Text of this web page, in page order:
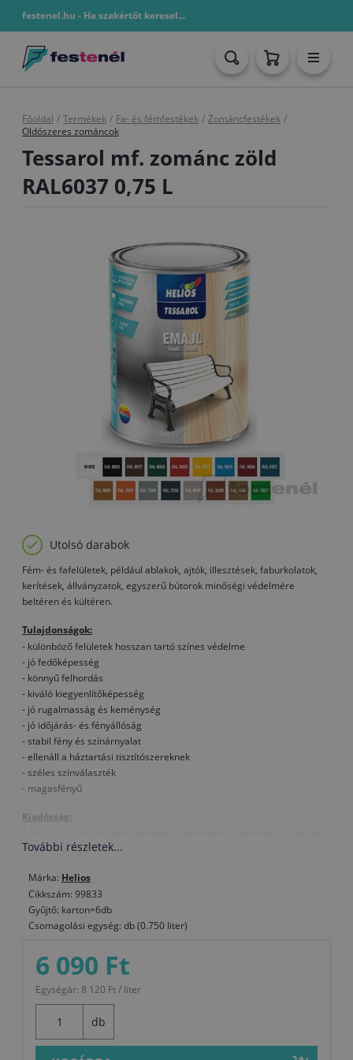
festenel.hu - Ha szakértőt keresel...
Főoldal / Termékek / Fa- és fémfestékek / Zománcfestékek /
Oldószeres zománcok
Tessarol mf. zománc zöld
RAL6037 0,75 L
Utolsó darabok
Fém- és fafelületek, például ablakok, ajtók, illesztések, faburkolatok,
kerítések, állványzatok, egyszerű bútorok minőségi védelmére
beltéren és kültéren.
Tulajdonságok:
- különböző felületek hosszan tartó színes védelme
- jó fedőképesség
- könnyű felhordás
- kiváló kiegyenlítőképesség
- jó rugalmasság és keménység
- jó időjárás- és fényállóság
- stabil fény és színárnyalat
- ellenáll a háztartási tisztítószereknek
- széles színválaszték
- magasfényű
Kiadósság:
a kezeléstől, a felület típusától, a felhordás minőségétől és a
Összetétel:
alkid kötőanyag, oldószer, pigment
Porszáraz kb. 5 óra múlva, 6 - 8 óra múlva érintésre száraz, 24 óra
elteltével újrakenhető. Alacsonyabb hőmérsékleten és magasabb
relatív páratartalom mellett a szárítási idő meghosszabbodik
További részletek...
Márka: Helios
Cikkszám: 99833
Gyűjtő: karton=6db
Csomagolási egység: db (0.750 liter)
6 090 Ft
Egységár: 8 120 Ft / liter
db